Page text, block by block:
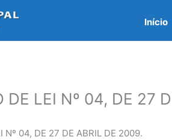
Início
DE LEI Nº 04, DE 27
Nº 04, DE 27 DE ABRIL DE 2009.